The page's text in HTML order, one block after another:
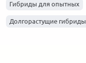
Гибриды для опытных
Долгорастущие гибриды